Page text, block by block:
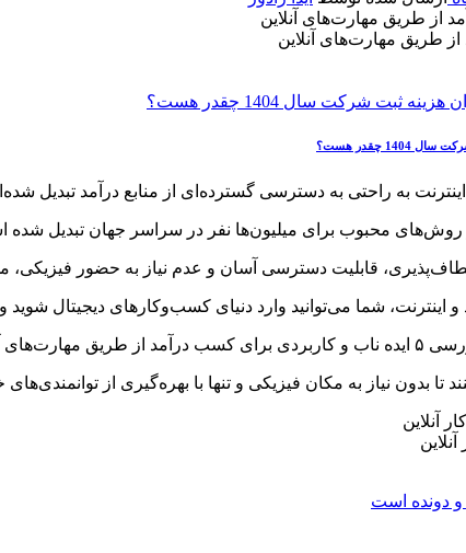
چقدر هست؟
به راحتی به دسترسی گسترده‌ای از منابع درآمد تبدیل
روش‌های محبوب برای میلیون‌ها نفر در سراسر جهان تبدیل شده
قابلیت دسترسی آسان و عدم نیاز به حضور فیزیکی،
اینترنت، شما می‌توانید وارد دنیای کسب‌وکارهای دیجیتال شوید و
طریق مهارت‌های آنلاین می‌پردازیم.
تا بدون نیاز به مکان فیزیکی و تنها با بهره‌گیری از توانمندی‌های
دونده است